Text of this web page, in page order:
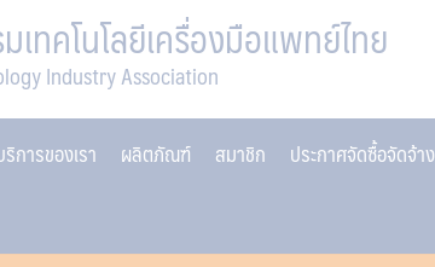
ทคโนโลยีเครื่องมือแพทย์ไทย
Industry Association
การของเรา ผลิตภัณฑ์ สมาชิก ประกาศจัดซื้อจัดจ้าง